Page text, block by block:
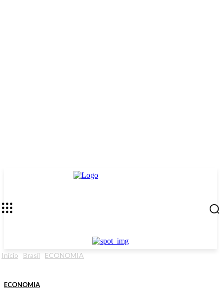
Início Brasil ECONOMIA
ECONOMIA